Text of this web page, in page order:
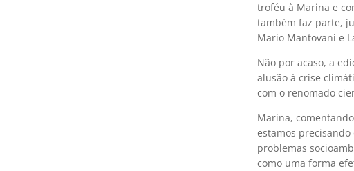
troféu à Marina e
também faz parte,
Mario Mantovani e
Não por acaso, a
alusão à crise
com o renomado
Marina,
estamos
problemas
como uma forma